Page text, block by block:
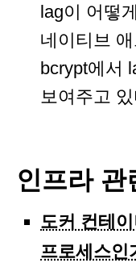
lag이 어떻
네이티브
bcrypt에서
보여주고
인프라 관
도커 컨테
프로세스인